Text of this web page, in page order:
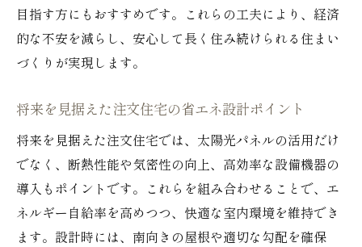
目指す方にもおすすめです。これらの工夫により、経済
的な不安を減らし、安心して長く住み続けられる住まい
づくりが実現します。
将来を見据えた注文住宅の省エネ設計ポイント
将来を見据えた注文住宅では、太陽光パネルの活用だけ
でなく、断熱性能や気密性の向上、高効率な設備機器の
導入もポイントです。これらを組み合わせることで、エ
ネルギー自給率を高めつつ、快適な室内環境を維持でき
ます。設計時には、南向きの屋根や適切な勾配を確保